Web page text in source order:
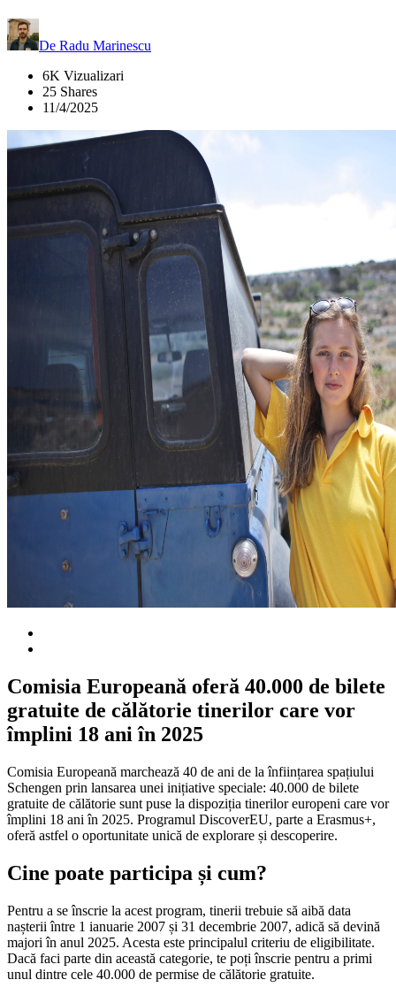
De Radu Marinescu
6K Vizualizari
25 Shares
11/4/2025
Comisia Europeană oferă 40.000 de bilete
gratuite de călătorie tinerilor care vor
împlini 18 ani în 2025
Comisia Europeană marchează 40 de ani de la înființarea spațiului
Schengen prin lansarea unei inițiative speciale: 40.000 de bilete
gratuite de călătorie sunt puse la dispoziția tinerilor europeni care vor
împlini 18 ani în 2025. Programul DiscoverEU, parte a Erasmus+,
oferă astfel o oportunitate unică de explorare și descoperire.
Cine poate participa și cum?
Pentru a se înscrie la acest program, tinerii trebuie să aibă data
nașterii între 1 ianuarie 2007 și 31 decembrie 2007, adică să devină
majori în anul 2025. Acesta este principalul criteriu de eligibilitate.
Dacă faci parte din această categorie, te poți înscrie pentru a primi
unul dintre cele 40.000 de permise de călătorie gratuite.